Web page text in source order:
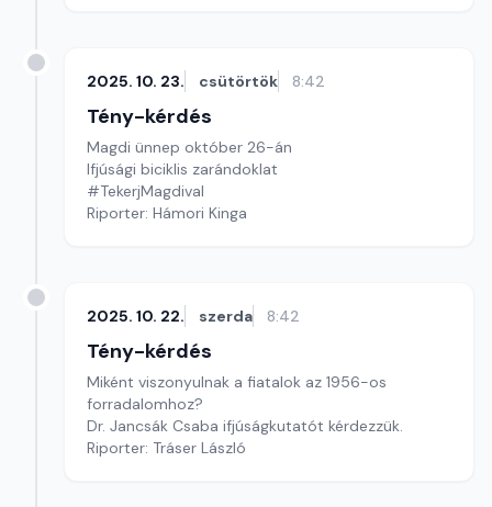
2025. 10. 23. csütörtök 8:42
Tény-kérdés
Magdi ünnep október 26-án
Ifjúsági biciklis zarándoklat
#TekerjMagdival
Riporter: Hámori Kinga
2025. 10. 22. szerda 8:42
Tény-kérdés
Miként viszonyulnak a fiatalok az 1956-os
forradalomhoz?
Dr. Jancsák Csaba ifjúságkutatót kérdezzük.
Riporter: Tráser László